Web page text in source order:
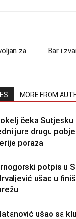
za
Bar i
MORE FROM
čeka Sutjesku
jure drugu
poraza
potpis u
ušao u
ušao sa